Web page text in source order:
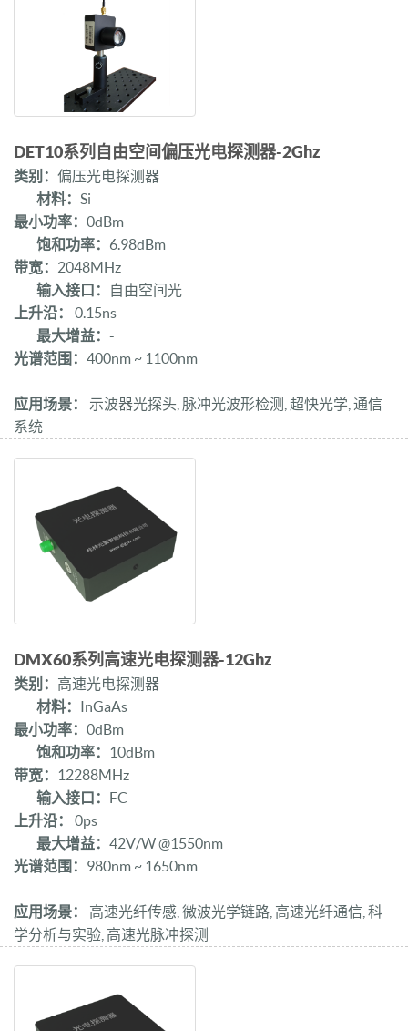
DET10系列自由空间偏压光电探测器-2Ghz
类别： 偏压光电探测器
材料： Si
最小功率： 0dBm
饱和功率： 6.98dBm
带宽： 2048MHz
输入接口：
自由空间光
上升沿：
0.15ns
最大增益： -
光谱范围： 400nm ~ 1100nm
应用场景：
示波器光探头, 脉冲光波形检测, 超快光学, 通信
系统
DMX60系列高速光电探测器-12Ghz
类别： 高速光电探测器
材料： InGaAs
最小功率： 0dBm
饱和功率： 10dBm
带宽： 12288MHz
输入接口： FC
上升沿：
0ps
最大增益： 42V/W @1550nm
光谱范围： 980nm ~ 1650nm
应用场景：
高速光纤传感, 微波光学链路, 高速光纤通信, 科
学分析与实验, 高速光脉冲探测